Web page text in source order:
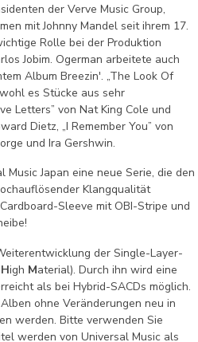
der Verve Music Group,
mit Johnny Mandel seit ihrem 17.
Rolle bei der Produktion
Jobim. Ogerman arbeitete auch
Album Breezin'. „The Look Of
es Stücke aus sehr
Letters” von Nat King Cole und
Dietz, „I Remember You” von
und Ira Gershwin.
Japan eine neue Serie, die den
Klangqualität
Sleeve mit OBI-Stripe und
der Single-Layer-
High Material). Durch ihn wird eine
als bei Hybrid-SACDs möglich.
ohne Veränderungen neu in
werden. Bitte verwenden Sie
werden von Universal Music als